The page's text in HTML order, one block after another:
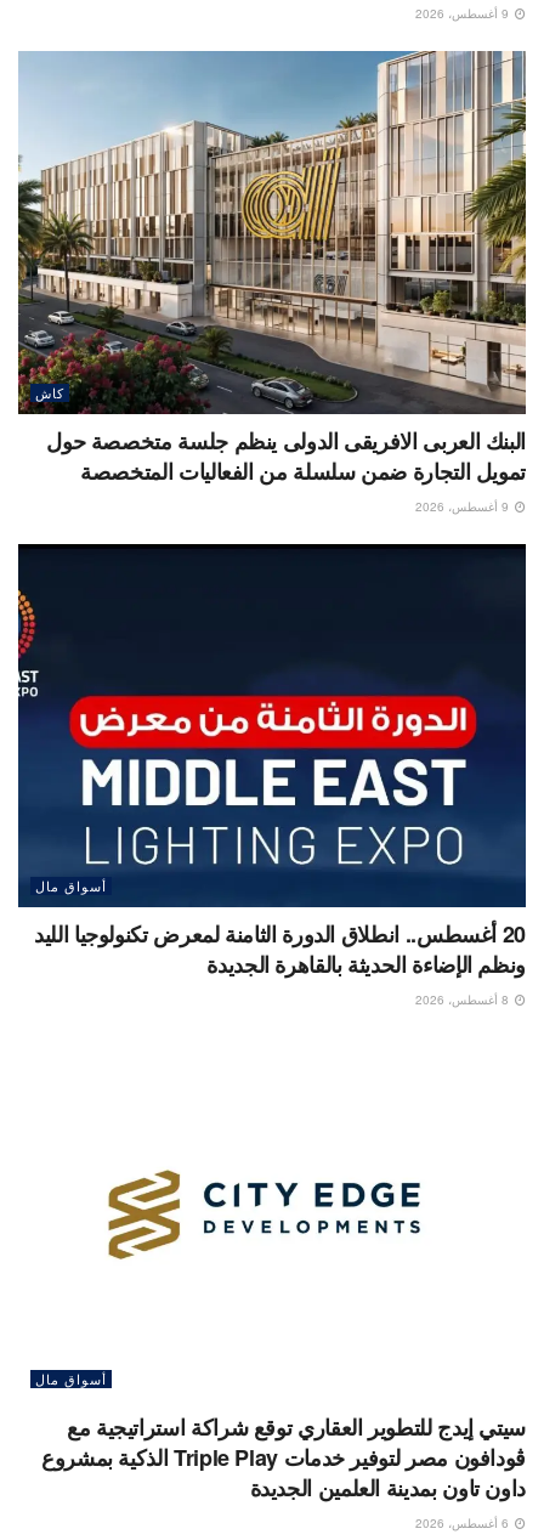
كاش
البنك العربى الافريقى الدولى ينظم جلسة متخصصة حول
تمويل التجارة ضمن سلسلة من الفعاليات المتخصصة
أسواق مال
20 أغسطس.. انطلاق الدورة الثامنة لمعرض تكنولوجيا الليد
ونظم الإضاءة الحديثة بالقاهرة الجديدة
أسواق مال
سيتي إيدج للتطوير العقاري توقع شراكة استراتيجية مع
ڤودافون مصر لتوفير خدمات Triple Play الذكية بمشروع
داون تاون بمدينة العلمين الجديدة